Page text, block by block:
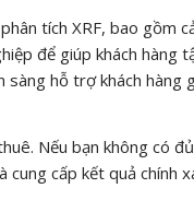
tích XRF, bao gồm
để giúp khách hàng
hỗ trợ khách
Nếu bạn không có
cấp kết quả chính